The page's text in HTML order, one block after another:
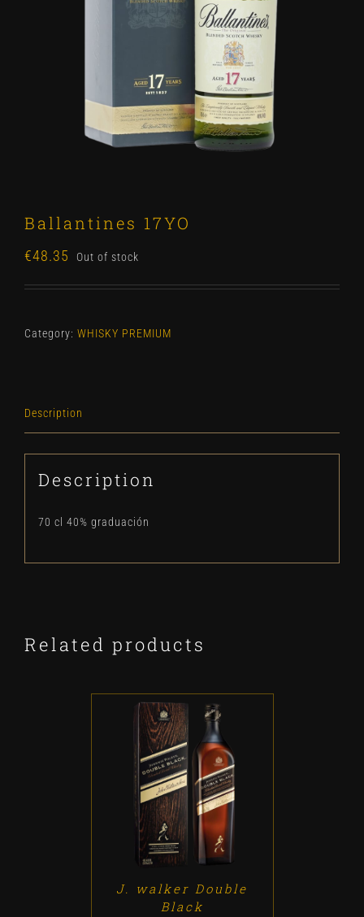
Ballantines 17YO
€48.35 Out of stock
Category: WHISKY PREMIUM
Description
Description
70 cl 40% graduación
Related products
ADD TO CART / DETALLES
J. walker Double
Black